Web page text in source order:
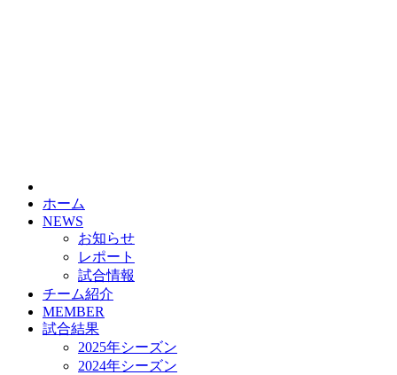
ホーム
NEWS
お知らせ
レポート
試合情報
チーム紹介
MEMBER
試合結果
2025年シーズン
2024年シーズン